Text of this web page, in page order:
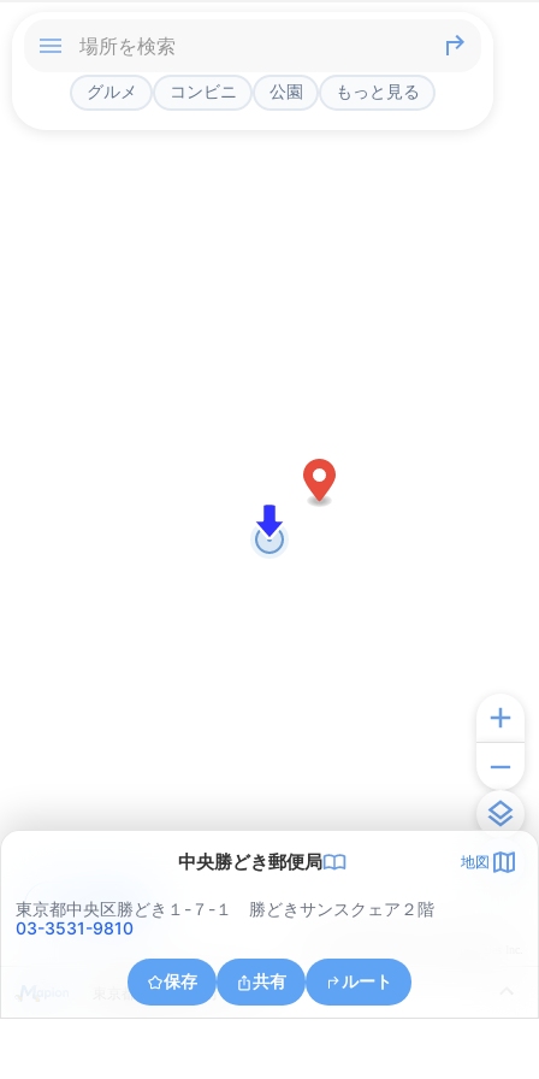
グルメ コンビニ 公園 もっと見る
中央勝どき郵便局 地図
東京都中央区勝どき１-７-１ 勝どきサンスクェア２階
03-3531-9810
保存 共有 ルート
東京都港区芝浦３丁目１９
アプリで見る